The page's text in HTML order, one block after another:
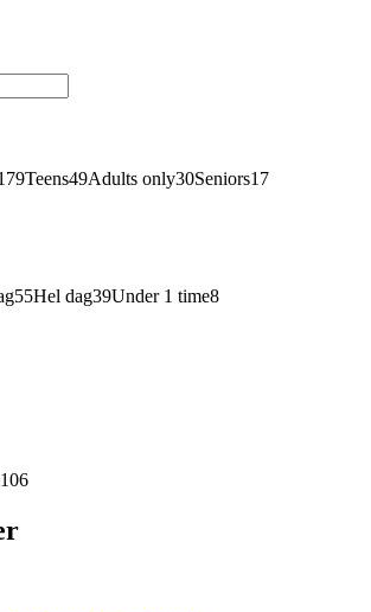
Teens49Adults only30Seniors17
55Hel dag39Under 1 time8
106